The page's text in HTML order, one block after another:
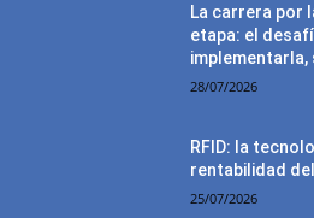
La carrera por
etapa: el
28/07/2026
RFID: la
rentabilidad
25/07/2026